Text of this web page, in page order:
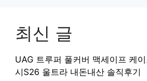
최신 글
UAG 트루퍼 풀커버 맥세이프 케
시S26 울트라 내돈내산 솔직후기